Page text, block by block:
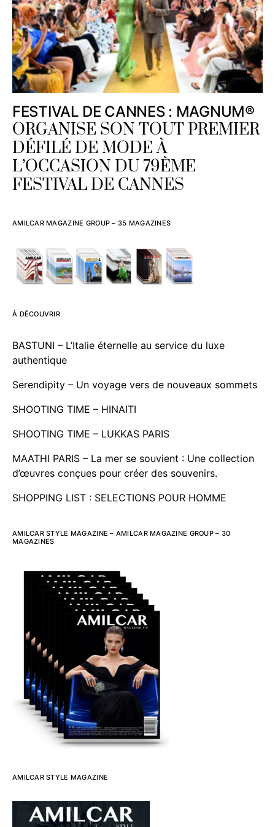
FESTIVAL DE CANNES : MAGNUM®
ORGANISE SON TOUT PREMIER
DÉFILÉ DE MODE À
L’OCCASION DU 79ÈME
FESTIVAL DE CANNES
AMILCAR MAGAZINE GROUP – 35 MAGAZINES
À DÉCOUVRIR
BASTUNI – L’Italie éternelle au service du luxe
authentique
Serendipity – Un voyage vers de nouveaux sommets
SHOOTING TIME – HINAITI
SHOOTING TIME – LUKKAS PARIS
MAATHI PARIS – La mer se souvient : Une collection
d’œuvres conçues pour créer des souvenirs.
SHOPPING LIST : SELECTIONS POUR HOMME
AMILCAR STYLE MAGAZINE – AMILCAR MAGAZINE GROUP – 30
MAGAZINES
AMILCAR STYLE MAGAZINE